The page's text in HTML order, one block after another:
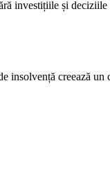
investițiile și
insolvență creează un